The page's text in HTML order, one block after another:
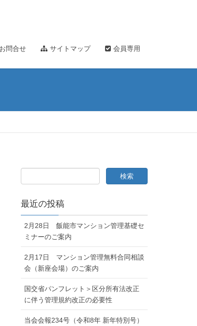
お問合せ サイトマップ 会員専用
最近の投稿
2月28日 飯能市マンション管理基礎セ
ミナーのご案内
2月17日 マンション管理無料合同相談
会（新座会場）のご案内
国交省パンフレット＞区分所有法改正
に伴う管理規約改正の必要性
当会会報234号（令和8年 新年特別号）